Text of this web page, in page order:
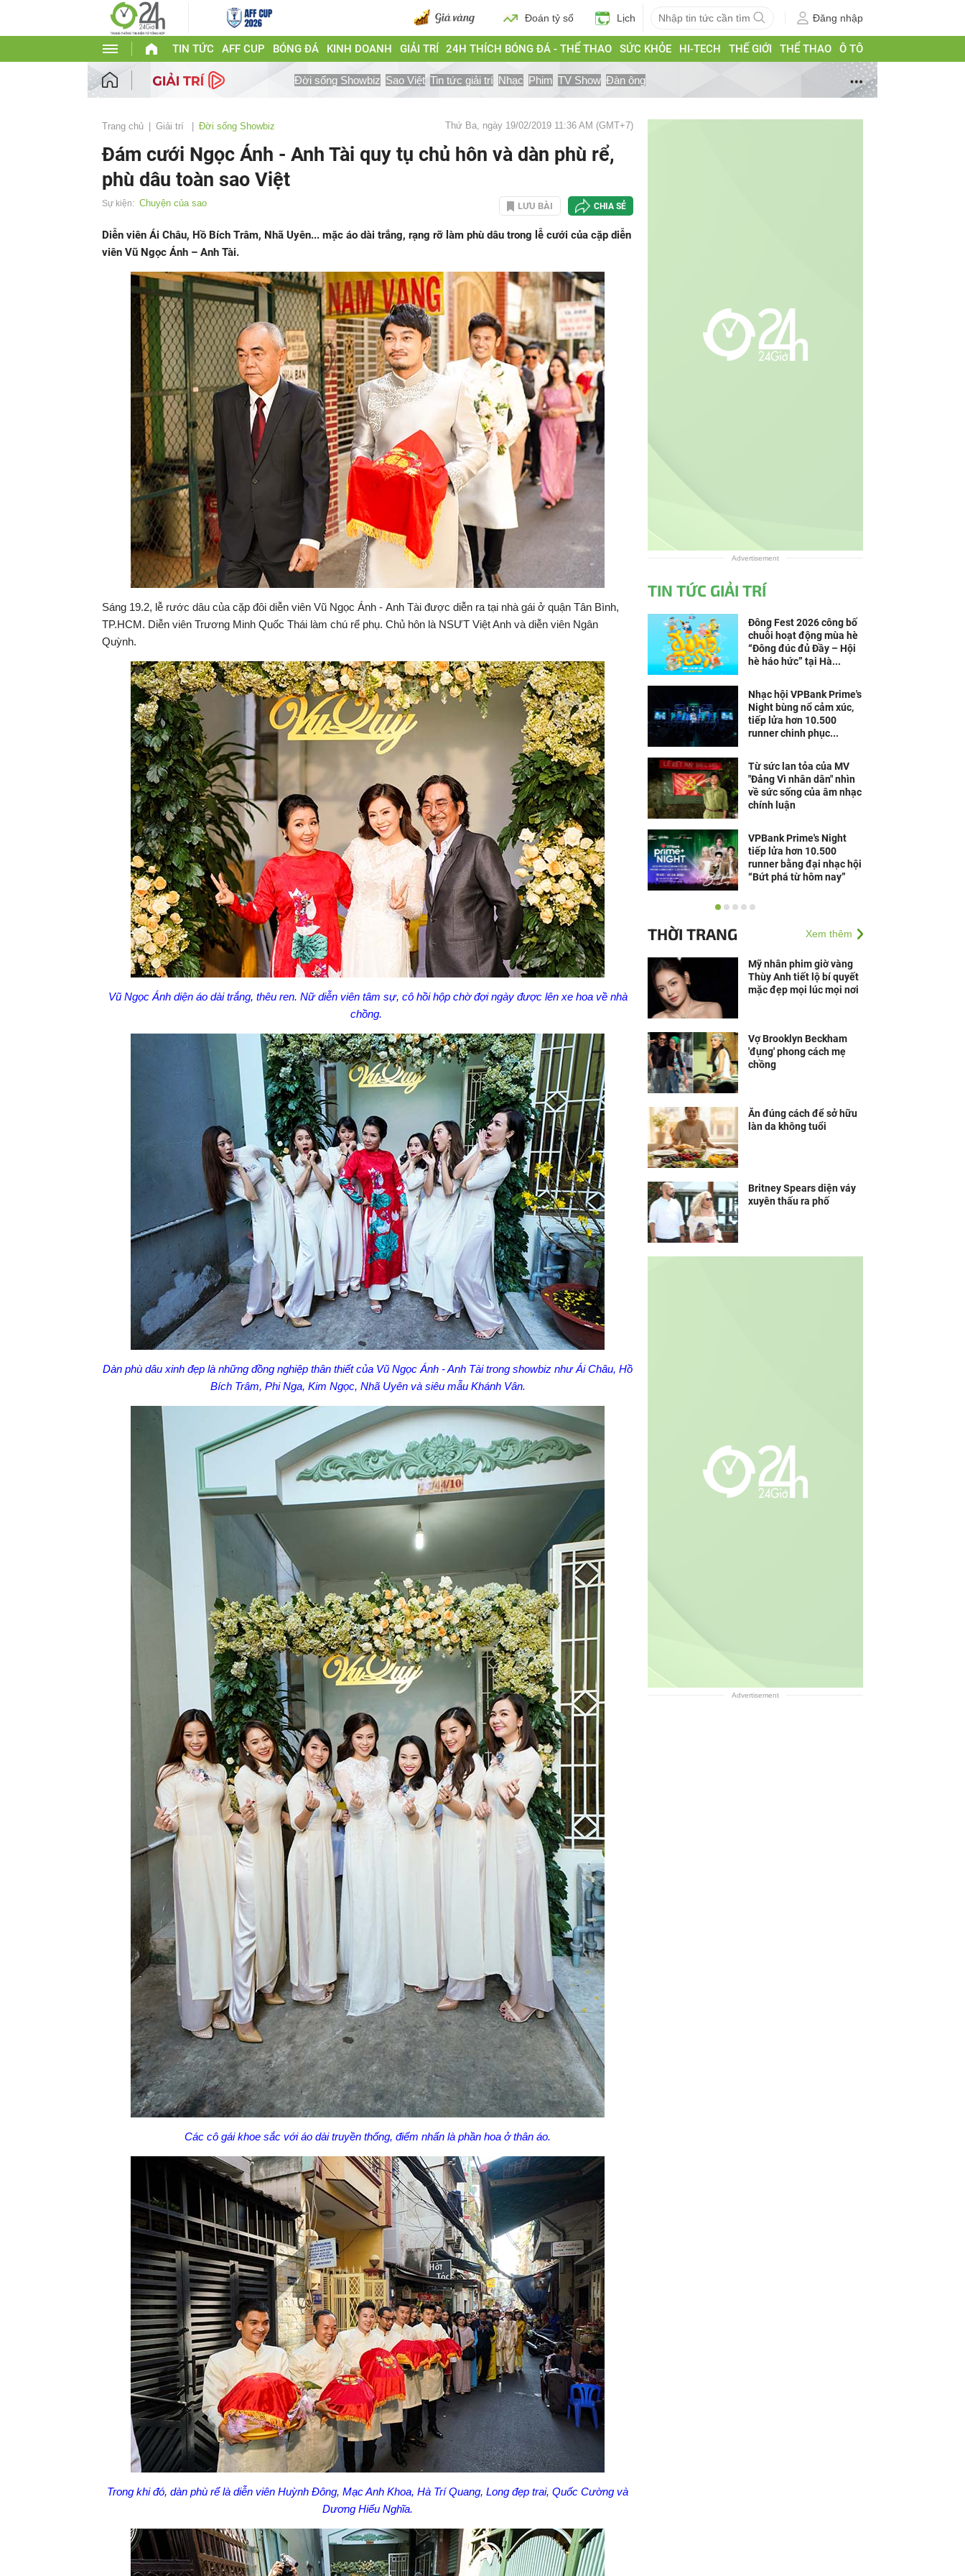
Đoán tỷ số Lịch Đăng nhập
TIN TỨC AFF CUP BÓNG ĐÁ KINH DOANH GIẢI TRÍ 24H THÍCH BÓNG ĐÁ - THỂ THAO SỨC KHỎE HI-TECH THẾ GIỚI THỂ THAO Ô TÔ
Đời sống Showbiz Sao Việt Tin tức giải trí Nhạc Phim TV Show Đàn ông
Trang chủ Giải trí Đời sống Showbiz Thứ Ba, ngày 19/02/2019 11:36 AM (GMT+7)
Đám cưới Ngọc Ánh - Anh Tài quy tụ chủ hôn và dàn phù rể,
phù dâu toàn sao Việt
Sự kiện: Chuyện của sao LƯU BÀI CHIA SẺ
Diễn viên Ái Châu, Hồ Bích Trâm, Nhã Uyên... mặc áo dài trắng, rạng rỡ làm phù dâu trong lễ cưới của cặp diễn
viên Vũ Ngọc Ánh – Anh Tài.
Sáng 19.2, lễ rước dâu của cặp đôi diễn viên Vũ Ngọc Ánh - Anh Tài được diễn ra tại nhà gái ở quận Tân Bình,
TP.HCM. Diễn viên Trương Minh Quốc Thái làm chú rể phụ. Chủ hôn là NSƯT Việt Anh và diễn viên Ngân
Quỳnh.
Vũ Ngọc Ánh diện áo dài trắng, thêu ren. Nữ diễn viên tâm sự, cô hồi hộp chờ đợi ngày được lên xe hoa về nhà
chồng.
Dàn phù dâu xinh đẹp là những đồng nghiệp thân thiết của Vũ Ngọc Ánh - Anh Tài trong showbiz như Ái Châu, Hồ
Bích Trâm, Phi Nga, Kim Ngọc, Nhã Uyên và siêu mẫu Khánh Vân.
Các cô gái khoe sắc với áo dài truyền thống, điểm nhấn là phần hoa ở thân áo.
Trong khi đó, dàn phù rể là diễn viên Huỳnh Đông, Mạc Anh Khoa, Hà Trí Quang, Long đẹp trai, Quốc Cường và
Dương Hiếu Nghĩa.
Advertisement
TIN TỨC GIẢI TRÍ
Đông Fest 2026 công bố
chuỗi hoạt động mùa hè
“Đông đúc đủ Đầy – Hội
hè háo hức” tại Hà...
Nhạc hội VPBank Prime's
Night bùng nổ cảm xúc,
tiếp lửa hơn 10.500
runner chinh phục...
Từ sức lan tỏa của MV
"Đảng Vì nhân dân" nhìn
về sức sống của âm nhạc
chính luận
VPBank Prime's Night
tiếp lửa hơn 10.500
runner bằng đại nhạc hội
“Bứt phá từ hôm nay”
Hàng nghìn khán giả
Thạch, Bùi Công Nam tại
Nẵng
THỜI TRANG Xem thêm
Mỹ nhân phim giờ vàng
Thùy Anh tiết lộ bí quyết
mặc đẹp mọi lúc mọi nơi
Vợ Brooklyn Beckham
'đụng' phong cách mẹ
chồng
Ăn đúng cách để sở hữu
làn da không tuổi
Britney Spears diện váy
xuyên thấu ra phố
Advertisement